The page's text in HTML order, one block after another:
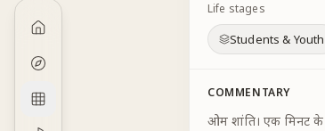
Life stages
Students & Youth
COMMENTARY
ओम शांति। एक मिनट